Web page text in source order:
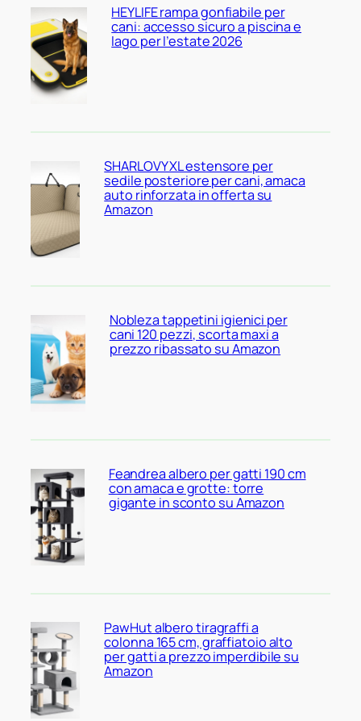
HEYLIFE rampa gonfiabile per
cani: accesso sicuro a piscina e
lago per l’estate 2026
SHARLOVY XL estensore per
sedile posteriore per cani, amaca
auto rinforzata in offerta su
Amazon
Nobleza tappetini igienici per
cani 120 pezzi, scorta maxi a
prezzo ribassato su Amazon
Feandrea albero per gatti 190 cm
con amaca e grotte: torre
gigante in sconto su Amazon
PawHut albero tiragraffi a
colonna 165 cm, graffiatoio alto
per gatti a prezzo imperdibile su
Amazon